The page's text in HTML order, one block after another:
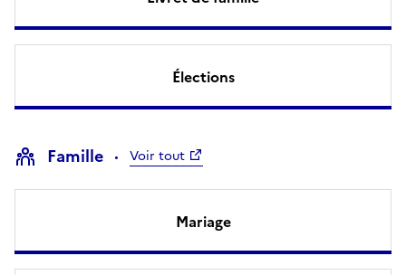
Élections
Famille Voir tout
Mariage